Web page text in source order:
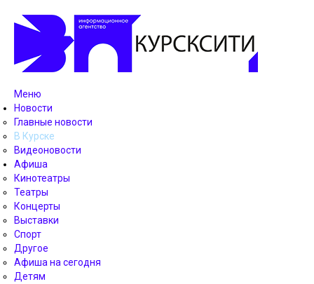
Меню
Новости
Главные новости
В Курске
Видеоновости
Афиша
Кинотеатры
Театры
Концерты
Выставки
Спорт
Другое
Афиша на сегодня
Детям